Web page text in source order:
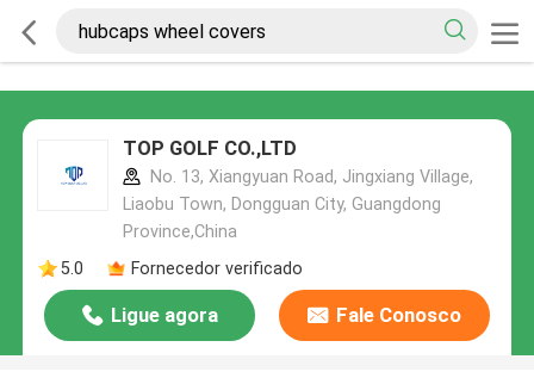
TOP GOLF CO.,LTD
No. 13, Xiangyuan Road, Jingxiang Village,
Liaobu Town, Dongguan City, Guangdong
Province,China
5.0
Fornecedor verificado
Ligue agora Fale Conosco